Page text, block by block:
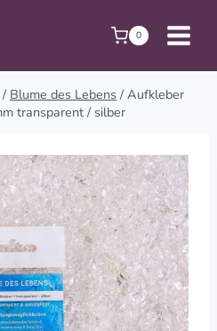
0
/ Blume des Lebens / Aufkleber
transparent / silber